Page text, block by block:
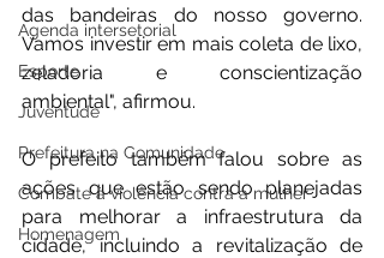
Agenda intersetorial
Esporte
Juventude
Prefeitura na Comunidade
Combate à violência contra a mulher
Homenagem
das bandeiras do nosso governo.
Vamos investir em mais coleta de lixo,
zeladoria e conscientização
ambiental", afirmou.
O prefeito também falou sobre as
ações que estão sendo planejadas
para melhorar a infraestrutura da
cidade, incluindo a revitalização de